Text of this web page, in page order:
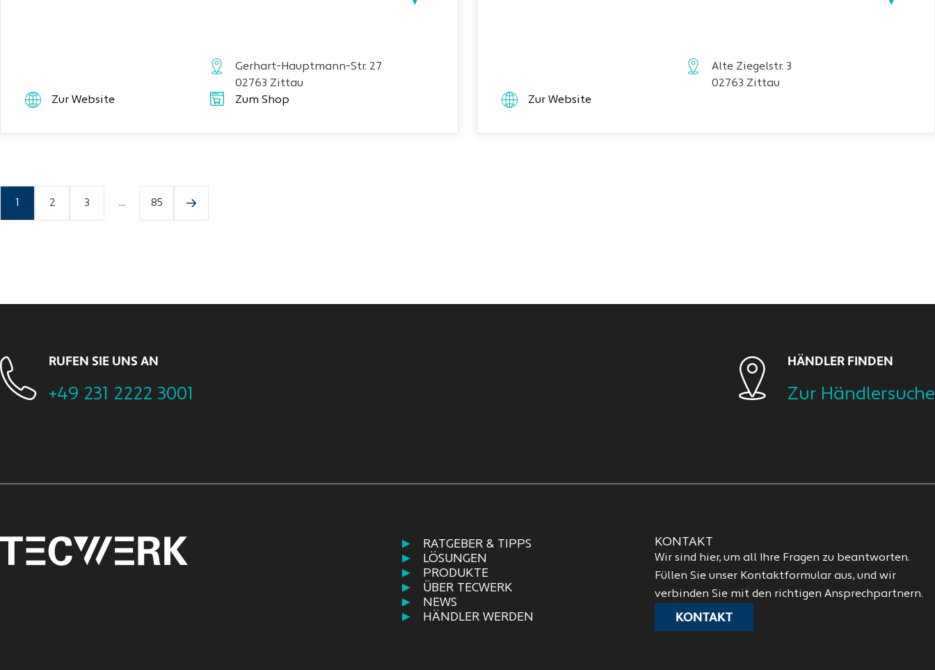
Gerhart-Hauptmann-Str. 27
02763 Zittau
Zur Website
Zum Shop
Alte Ziegelstr. 3
02763 Zittau
Zur Website
2 3 ... 85
RUFEN SIE UNS AN
+49 231 2222 3001
HÄNDLER FINDEN
Zur Händlersuche
RATGEBER & TIPPS
LÖSUNGEN
PRODUKTE
ÜBER TECWERK
NEWS
HÄNDLER WERDEN
KONTAKT
Wir sind hier, um all Ihre Fragen zu beantworten.
Füllen Sie unser Kontaktformular aus, und wir
verbinden Sie mit den richtigen Ansprechpartnern.
KONTAKT